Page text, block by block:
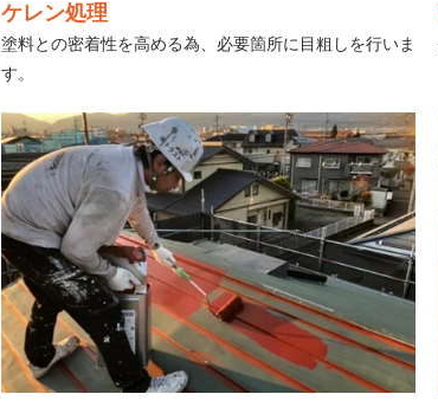
ケレン処理
塗料との密着性を高める為、必要箇所に目粗しを行いま
す。